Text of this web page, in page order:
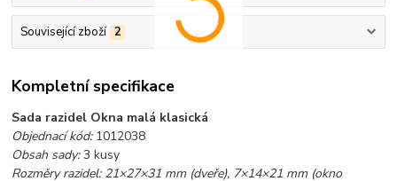
Související zboží 2
Kompletní specifikace
Sada razidel Okna malá klasická
Objednací kód:1012038
Obsah sady:3 kusy
Rozměry razidel: 21×27×31 mm (dveře), 7×14×21 mm (okno